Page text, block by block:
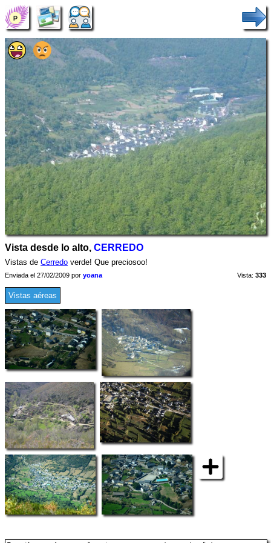
Vista desde lo alto, CERREDO
Vistas de Cerredo verde! Que preciosoo!
Enviada el 27/02/2009 por yoana Vista: 333
Vistas aéreas